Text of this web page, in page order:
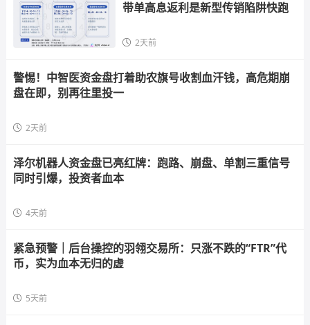
带单高息返利是新型传销陷阱快跑
2天前
警惕！中智医资金盘打着助农旗号收割血汗钱，高危期崩
盘在即，别再往里投一
2天前
泽尔机器人资金盘已亮红牌：跑路、崩盘、单割三重信号
同时引爆，投资者血本
4天前
紧急预警｜后台操控的羽翎交易所：只涨不跌的“FTR”代
币，实为血本无归的虚
5天前